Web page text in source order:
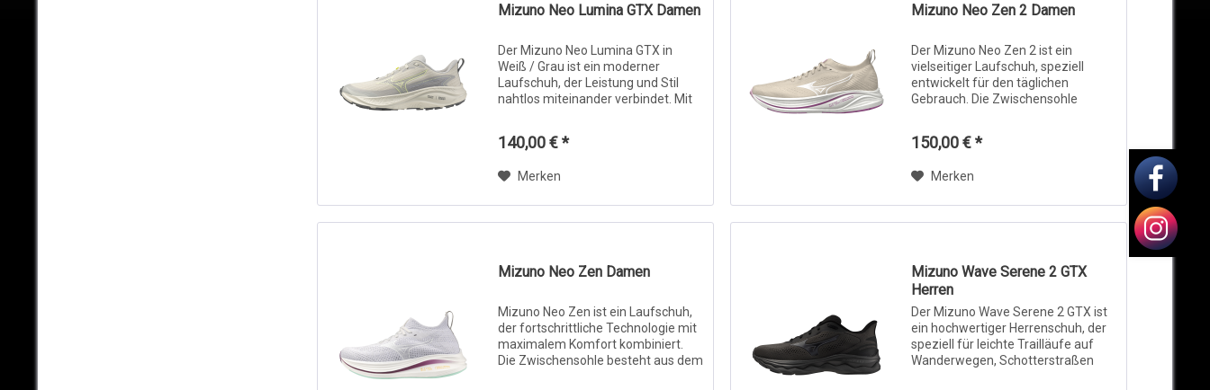
Mizuno Neo Lumina GTX Damen
Der Mizuno Neo Lumina GTX in
Weiß / Grau ist ein moderner
Laufschuh, der Leistung und Stil
nahtlos miteinander verbindet. Mit
durch elegante graue Akzente
140,00 € *
Merken
Mizuno Neo Zen 2 Damen
Der Mizuno Neo Zen 2 ist ein
vielseitiger Laufschuh, speziell
entwickelt für den täglichen
Gebrauch. Die Zwischensohle
sowie eine hohe Energierückgabe
150,00 € *
Merken
Mizuno Neo Zen Damen
Mizuno Neo Zen ist ein Laufschuh,
der fortschrittliche Technologie mit
maximalem Komfort kombiniert.
Die Zwischensohle besteht aus dem
Mizuno Wave Serene 2 GTX
Herren
Der Mizuno Wave Serene 2 GTX ist
ein hochwertiger Herrenschuh, der
speziell für leichte Trailläufe auf
Wanderwegen, Schotterstraßen